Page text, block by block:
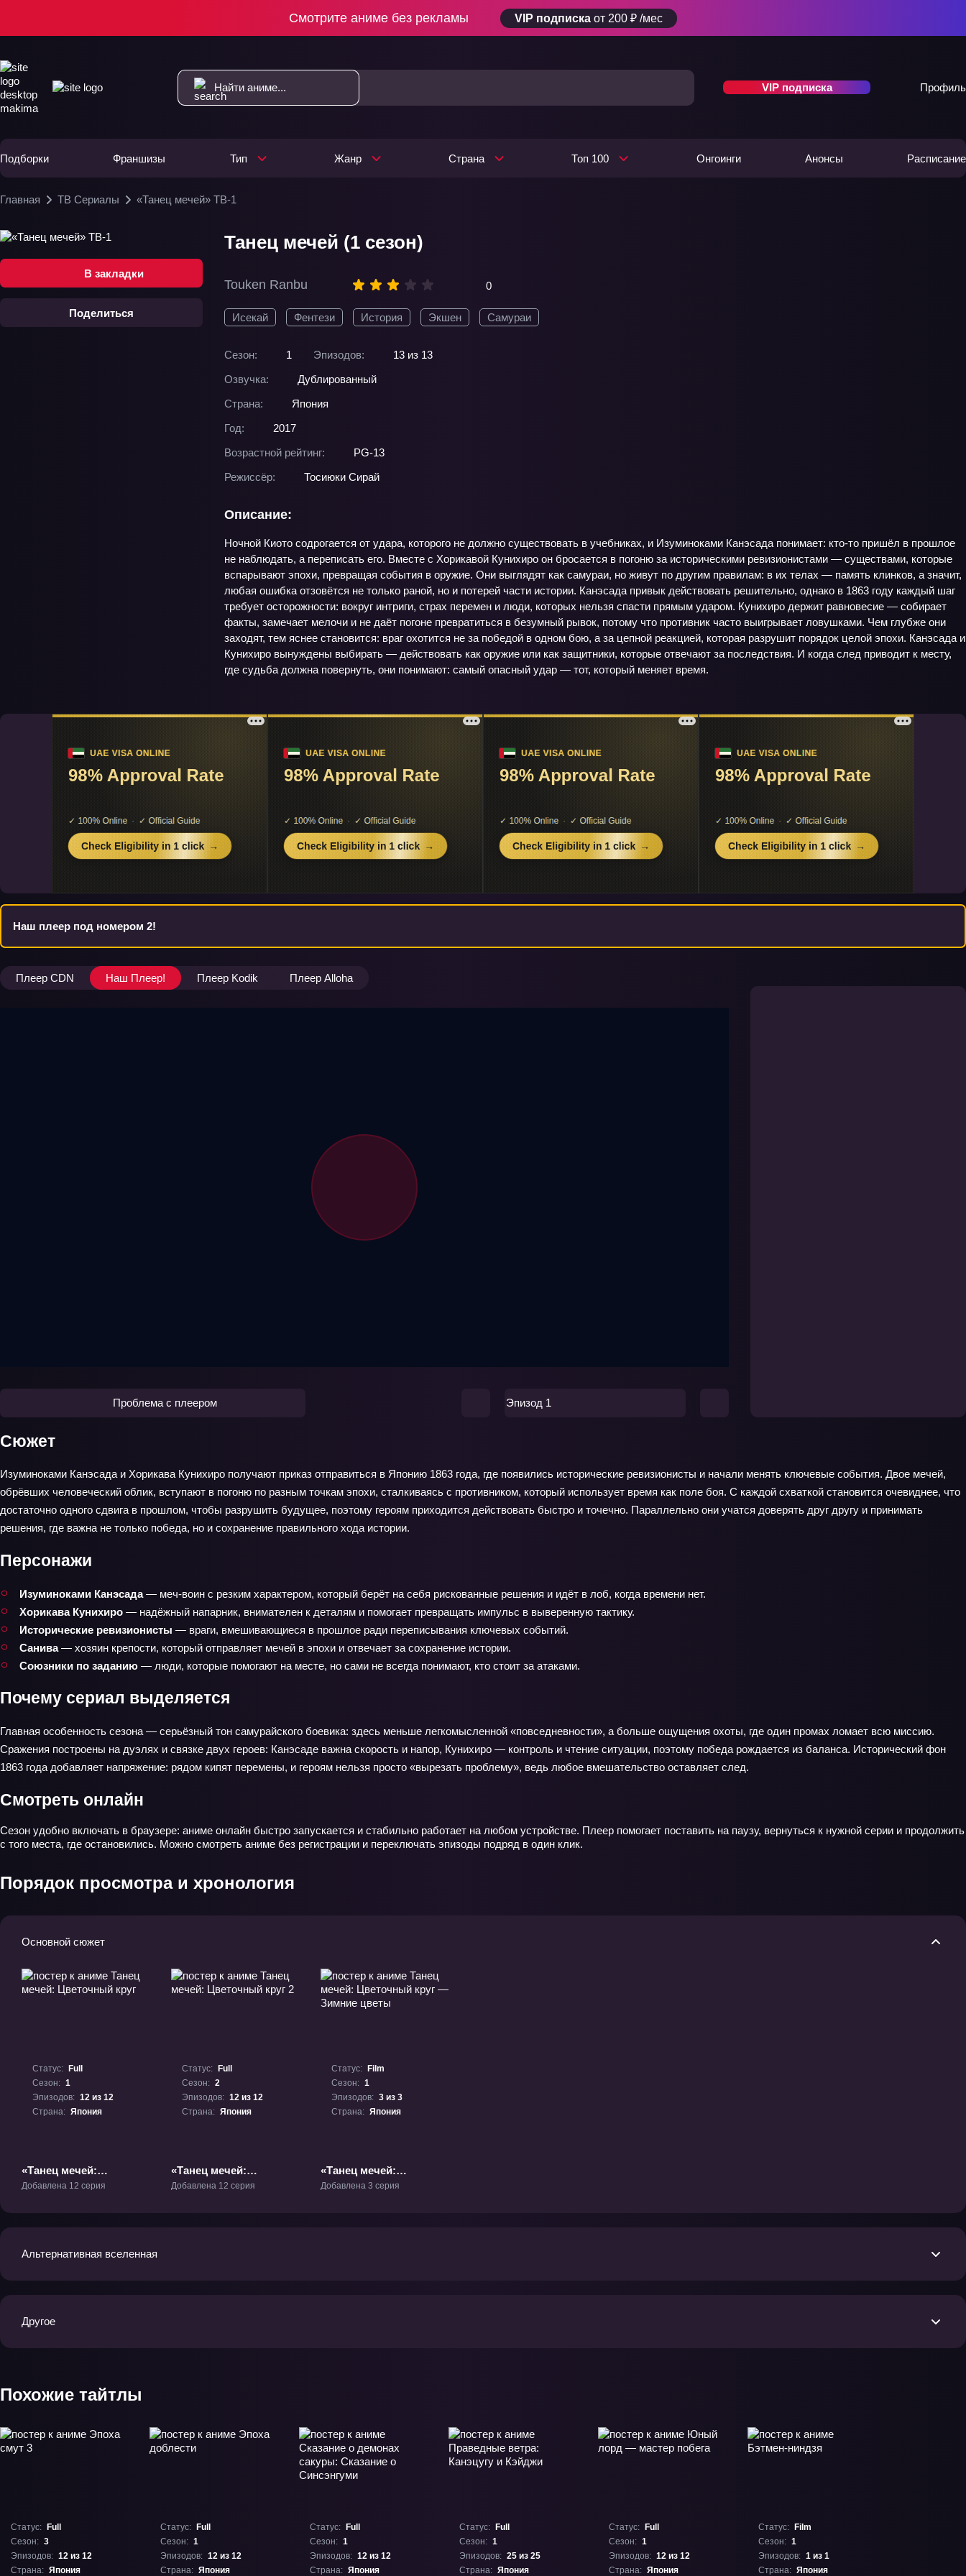
Смотрите аниме без рекламы VIP подписка от 200 ₽ /мес
VIP подписка Профиль
Подборки Франшизы Тип Жанр Страна Топ 100 Онгоинги Анонсы Расписание
Главная ТВ Сериалы «Танец мечей» ТВ-1
В закладки
Поделиться
Танец мечей (1 сезон)
Touken Ranbu 0
Исекай Фентези История Экшен Самураи
Сезон: 1 Эпизодов:
13 из 13
Озвучка:
Дублированный
Страна:
Япония
Год:
2017
Возрастной рейтинг:
PG-13
Режиссёр:
Тосиюки Сирай
Описание:
Ночной Киото содрогается от удара, которого не должно существовать в учебниках, и Изуминоками Канэсада понимает: кто‑то пришёл в прошлое
не наблюдать, а переписать его. Вместе с Хорикавой Кунихиро он бросается в погоню за историческими ревизионистами — существами, которые
вспарывают эпохи, превращая события в оружие. Они выглядят как самураи, но живут по другим правилам: в их телах — память клинков, а значит,
любая ошибка отзовётся не только раной, но и потерей части истории. Канэсада привык действовать решительно, однако в 1863 году каждый шаг
требует осторожности: вокруг интриги, страх перемен и люди, которых нельзя спасти прямым ударом. Кунихиро держит равновесие — собирает
факты, замечает мелочи и не даёт погоне превратиться в безумный рывок, потому что противник часто выигрывает ловушками. Чем глубже они
заходят, тем яснее становится: враг охотится не за победой в одном бою, а за цепной реакцией, которая разрушит порядок целой эпохи. Канэсада и
Кунихиро вынуждены выбирать — действовать как оружие или как защитники, которые отвечают за последствия. И когда след приводит к месту,
где судьба должна повернуть, они понимают: самый опасный удар — тот, который меняет время.
Наш плеер под номером 2!
Плеер CDN Наш Плеер! Плеер Kodik Плеер Alloha
Проблема с плеером Эпизод 1
Сюжет
Изуминоками Канэсада и Хорикава Кунихиро получают приказ отправиться в Японию 1863 года, где появились исторические ревизионисты и начали менять ключевые события. Двое мечей,
обрёвших человеческий облик, вступают в погоню по разным точкам эпохи, сталкиваясь с противником, который использует время как поле боя. С каждой схваткой становится очевиднее, что
достаточно одного сдвига в прошлом, чтобы разрушить будущее, поэтому героям приходится действовать быстро и точечно. Параллельно они учатся доверять друг другу и принимать
решения, где важна не только победа, но и сохранение правильного хода истории.
Персонажи
Изуминоками Канэсада— меч‑воин с резким характером, который берёт на себя рискованные решения и идёт в лоб, когда времени нет.
Хорикава Кунихиро — надёжный напарник, внимателен к деталям и помогает превращать импульс в выверенную тактику.
Исторические ревизионисты — враги, вмешивающиеся в прошлое ради переписывания ключевых событий.
Санива— хозяин крепости, который отправляет мечей в эпохи и отвечает за сохранение истории.
Союзники по заданию — люди, которые помогают на месте, но сами не всегда понимают, кто стоит за атаками.
Почему сериал выделяется
Главная особенность сезона — серьёзный тон самурайского боевика: здесь меньше легкомысленной «повседневности», а больше ощущения охоты, где один промах ломает всю миссию.
Сражения построены на дуэлях и связке двух героев: Канэсаде важна скорость и напор, Кунихиро — контроль и чтение ситуации, поэтому победа рождается из баланса. Исторический фон
1863 года добавляет напряжение: рядом кипят перемены, и героям нельзя просто «вырезать проблему», ведь любое вмешательство оставляет след.
Смотреть онлайн
Сезон удобно включать в браузере: аниме онлайн быстро запускается и стабильно работает на любом устройстве. Плеер помогает поставить на паузу, вернуться к нужной серии и продолжить
с того места, где остановились. Можно смотреть аниме без регистрации и переключать эпизоды подряд в один клик.
Порядок просмотра и хронология
Основной сюжет
Статус:
Full
Сезон: 1
Эпизодов: 12 из 12
Страна: Япония
«Танец мечей:
Цветочный круг» ТВ-1
Добавлена 12 серия
Статус:
Full
Сезон: 2
Эпизодов: 12 из 12
Страна: Япония
«Танец мечей:
Цветочный круг 2» ТВ-2
Добавлена 12 серия
Статус:
Film
Сезон: 1
Эпизодов: 3 из 3
Страна: Япония
«Танец мечей:
Цветочный круг —
Добавлена 3 серия
Альтернативная вселенная
Другое
Похожие тайтлы
Статус:
Full
Сезон: 3
Эпизодов: 12 из 12
Страна: Япония
Статус:
Full
Сезон: 1
Эпизодов: 12 из 12
Страна: Япония
Статус:
Full
Сезон: 1
Эпизодов: 12 из 12
Страна: Япония
Статус:
Full
Сезон: 1
Эпизодов: 25 из 25
Страна: Япония
Статус:
Full
Сезон: 1
Эпизодов: 12 из 12
Страна: Япония
Статус:
Film
Сезон: 1
Эпизодов: 1 из 1
Страна: Япония